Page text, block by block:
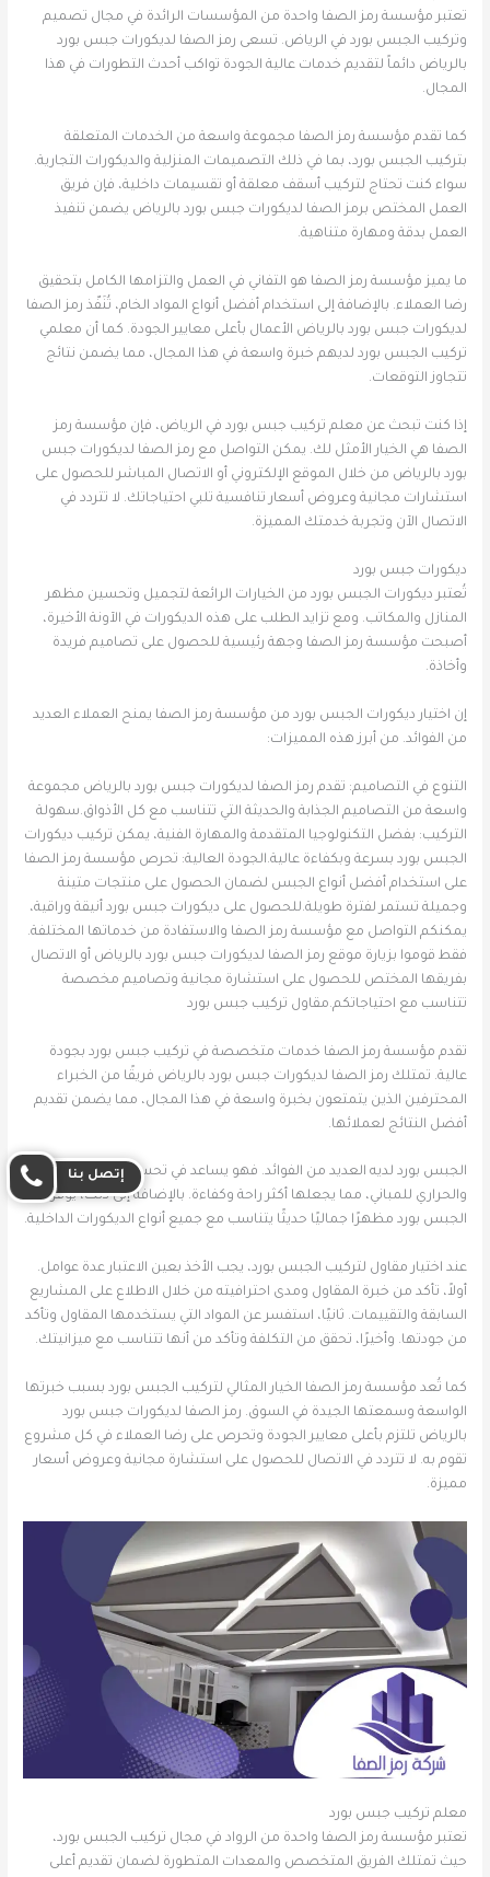
تعتبر مؤسسة رمز الصفا واحدة من المؤسسات الرائدة في مجال تصميم
وتركيب الجبس بورد في الرياض. تسعى رمز الصفا لديكورات جبس بورد
بالرياض دائماً لتقديم خدمات عالية الجودة تواكب أحدث التطورات في هذا
المجال.
كما تقدم مؤسسة رمز الصفا مجموعة واسعة من الخدمات المتعلقة
بتركيب الجبس بورد، بما في ذلك التصميمات المنزلية والديكورات التجارية.
سواء كنت تحتاج لتركيب أسقف معلقة أو تقسيمات داخلية، فإن فريق
العمل المختص برمز الصفا لديكورات جبس بورد بالرياض يضمن تنفيذ
العمل بدقة ومهارة متناهية.
ما يميز مؤسسة رمز الصفا هو التفاني في العمل والتزامها الكامل بتحقيق
رضا العملاء. بالإضافة إلى استخدام أفضل أنواع المواد الخام، تُنَفّذ رمز الصفا
لديكورات جبس بورد بالرياض الأعمال بأعلى معايير الجودة. كما أن معلمي
تركيب الجبس بورد لديهم خبرة واسعة في هذا المجال، مما يضمن نتائج
تتجاوز التوقعات.
إذا كنت تبحث عن معلم تركيب جبس بورد في الرياض، فإن مؤسسة رمز
الصفا هي الخيار الأمثل لك. يمكن التواصل مع رمز الصفا لديكورات جبس
بورد بالرياض من خلال الموقع الإلكتروني أو الاتصال المباشر للحصول على
استشارات مجانية وعروض أسعار تنافسية تلبي احتياجاتك. لا تتردد في
الاتصال الآن وتجربة خدمتك المميزة.
ديكورات جبس بورد
تُعتبر ديكورات الجبس بورد من الخيارات الرائعة لتجميل وتحسين مظهر
المنازل والمكاتب. ومع تزايد الطلب على هذه الديكورات في الآونة الأخيرة،
أصبحت مؤسسة رمز الصفا وجهة رئيسية للحصول على تصاميم فريدة
وأخاذة.
إن اختيار ديكورات الجبس بورد من مؤسسة رمز الصفا يمنح العملاء العديد
من الفوائد. من أبرز هذه المميزات:
التنوع في التصاميم: تقدم رمز الصفا لديكورات جبس بورد بالرياض مجموعة
واسعة من التصاميم الجذابة والحديثة التي تتناسب مع كل الأذواق.سهولة
التركيب: بفضل التكنولوجيا المتقدمة والمهارة الفنية، يمكن تركيب ديكورات
الجبس بورد بسرعة وبكفاءة عالية.الجودة العالية: تحرص مؤسسة رمز الصفا
على استخدام أفضل أنواع الجبس لضمان الحصول على منتجات متينة
وجميلة تستمر لفترة طويلة.للحصول على ديكورات جبس بورد أنيقة وراقية،
يمكنكم التواصل مع مؤسسة رمز الصفا والاستفادة من خدماتها المختلفة.
فقط قوموا بزيارة موقع رمز الصفا لديكورات جبس بورد بالرياض أو الاتصال
بفريقها المختص للحصول على استشارة مجانية وتصاميم مخصصة
تتناسب مع احتياجاتكم.مقاول تركيب جبس بورد
تقدم مؤسسة رمز الصفا خدمات متخصصة في تركيب جبس بورد بجودة
عالية. تمتلك رمز الصفا لديكورات جبس بورد بالرياض فريقًا من الخبراء
المحترفين الذين يتمتعون بخبرة واسعة في هذا المجال، مما يضمن تقديم
أفضل النتائج لعملائها.
الجبس بورد لديه العديد من الفوائد. فهو يساعد في تحسين العزل الصوتي
والحراري للمباني، مما يجعلها أكثر راحة وكفاءة. بالإضافة إلى ذلك، يوفر
الجبس بورد مظهرًا جماليًا حديثًا يتناسب مع جميع أنواع الديكورات الداخلية.
عند اختيار مقاول لتركيب الجبس بورد، يجب الأخذ بعين الاعتبار عدة عوامل.
أولاً، تأكد من خبرة المقاول ومدى احترافيته من خلال الاطلاع على المشاريع
السابقة والتقييمات. ثانيًا، استفسر عن المواد التي يستخدمها المقاول وتأكد
من جودتها. وأخيرًا، تحقق من التكلفة وتأكد من أنها تتناسب مع ميزانيتك.
كما تُعد مؤسسة رمز الصفا الخيار المثالي لتركيب الجبس بورد بسبب خبرتها
الواسعة وسمعتها الجيدة في السوق. رمز الصفا لديكورات جبس بورد
بالرياض تلتزم بأعلى معايير الجودة وتحرص على رضا العملاء في كل مشروع
تقوم به. لا تتردد في الاتصال للحصول على استشارة مجانية وعروض أسعار
مميزة.
معلم تركيب جبس بورد
تعتبر مؤسسة رمز الصفا واحدة من الرواد في مجال تركيب الجبس بورد،
حيث تمتلك الفريق المتخصص والمعدات المتطورة لضمان تقديم أعلى
إتصل بنا